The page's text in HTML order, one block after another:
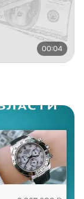
00:04